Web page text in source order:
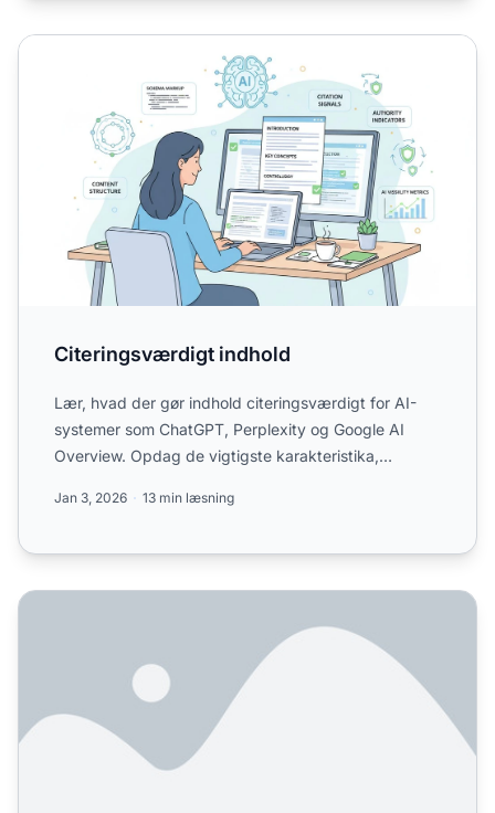
Citeringsværdigt indhold
Citeringsværdigt indhold
Lær, hvad der gør indhold citeringsværdigt for AI-
systemer som ChatGPT, Perplexity og Google AI
Overview. Opdag de vigtigste karakteristika,
Jan 3, 2026 13 min læsning
Hvordan Beslutter AI-Modeller, Hvad de Skal Citere i AI-